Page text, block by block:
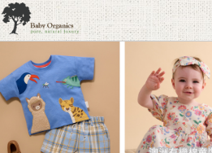
首頁
澳洲Purebaby有機棉
日本品牌育兒配件